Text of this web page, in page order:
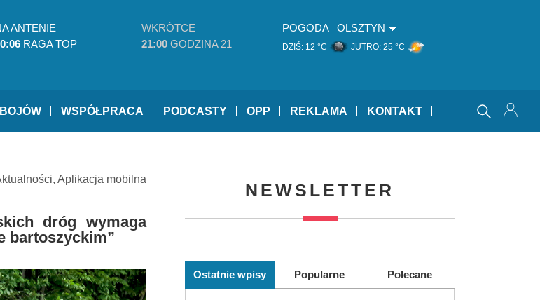
ANTENIE
RAGA TOP
WKRÓTCE
21:00 GODZINA 21
POGODA OLSZTYN
DZIŚ: 12 °C JUTRO: 25 °C
WSPÓŁPRACA PODCASTY OPP REKLAMA KONTAKT
, Aplikacja mobilna
dróg wymaga
bartoszyckim”
NEWSLETTER
Ostatnie wpisy Popularne Polecane